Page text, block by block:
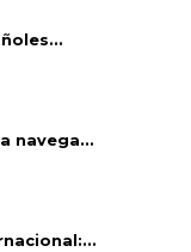
navega...